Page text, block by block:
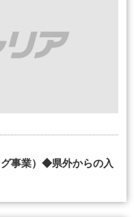
グ事業）◆県外からの入